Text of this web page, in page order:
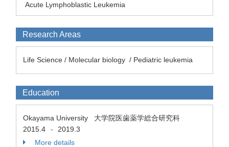
Acute Lymphoblastic Leukemia
Research Areas
Life Science / Molecular biology / Pediatric leukemia
Education
Okayama University 大学院医歯薬学総合研究科
2015.4
-
2019.3
More details